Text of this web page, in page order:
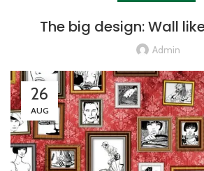
The big design: Wall
Admin
26
AUG